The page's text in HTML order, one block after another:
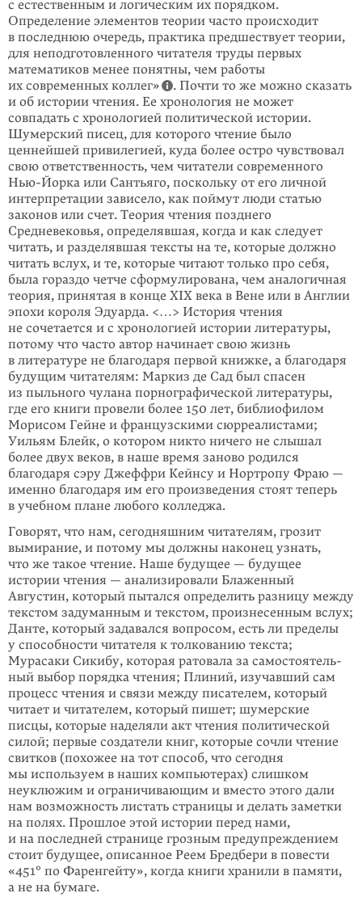
с естественным и логическим их порядком.
Определение элементов теории часто происходит
в последнюю очередь, прак­тика предшествует теории,
для неподготовлен­ного читателя труды первых
математиков менее понятны, чем работы
их современных коллег»
. Почти то же можно сказать
и об истории чтения. Ее хронология не может
совпадать с хронологией политической истории.
Шумерский писец, для которого чтение было
ценнейшей привилегией, куда более остро чувствовал
свою ответствен­ность, чем читатели современного
Нью-Йорка или Сантьяго, посколь­ку от его личной
интерпретации зависело, как поймут люди статью
законов или счет. Теория чтения позднего
Средневековья, определявшая, когда и как следует
читать, и разделявшая тексты на те, которые должно
читать вслух, и те, которые читают только про себя,
была гораздо четче сформулирована, чем аналогичная
теория, принятая в конце XIX века в Вене или в Англии
эпохи короля Эдуарда. <…> История чтения
не сочетается и с хронологией истории литера­туры,
потому что часто автор начинает свою жизнь
в литературе не благодаря первой книжке, а благодаря
будущим читателям: Маркиз де Сад был спасен
из пыльного чулана порнографичес­кой литературы,
где его книги провели более 150 лет, библиофилом
Морисом Гейне и француз­скими сюрреа­листами;
Уильям Блейк, о котором никто ничего не слышал
более двух веков, в наше время заново родился
благодаря сэру Джеффри Кейнсу и Нортропу Фраю —
именно благодаря им его произведения стоят теперь
в учебном плане любого колледжа.
Говорят, что нам, сегодняшним читателям, грозит
вымирание, и потому мы должны наконец узнать,
что же такое чтение. Наше будущее — будущее
истории чтения — анализировали Блаженный
Августин, который пытался определить разницу между
текстом задуманным и текстом, произне­сенным вслух;
Данте, который задавался вопро­сом, есть ли пределы
у способности читателя к толкованию текста;
Мурасаки Сикибу, которая ратовала за само­стоя­тель­
ный выбор порядка чтения; Плиний, изучавший сам
процесс чтения и связи между писателем, который
читает и чита­телем, который пишет; шумерские
писцы, которые наделяли акт чтения политической
силой; первые создатели книг, которые сочли чтение
свитков (похожее на тот способ, что сегодня
мы используем в наших компьютерах) слишком
неуклюжим и огра­ничивающим и вместо этого дали
нам возможность листать страницы и делать заметки
на полях. Прошлое этой истории перед нами,
и на последней странице грозным предупреждением
стоит будущее, описанное Реем Бредбери в повести
«451° по Фаренгейту», когда книги хранили в памяти,
а не на бумаге.